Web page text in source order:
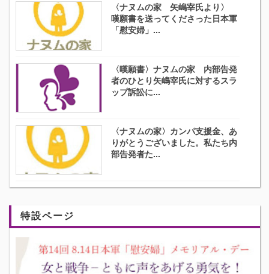
〈ナヌムの家 矢嶋宰氏より〉
嘆願書を送ってくださった日本軍
「慰安婦」...
〈嘆願書〉ナヌムの家 内部告発
者のひとり矢嶋宰氏に対するスラ
ップ訴訟に...
〈ナヌムの家〉カンパ支援金、あ
りがとうございました。私たち内
部告発者た...
特設ページ